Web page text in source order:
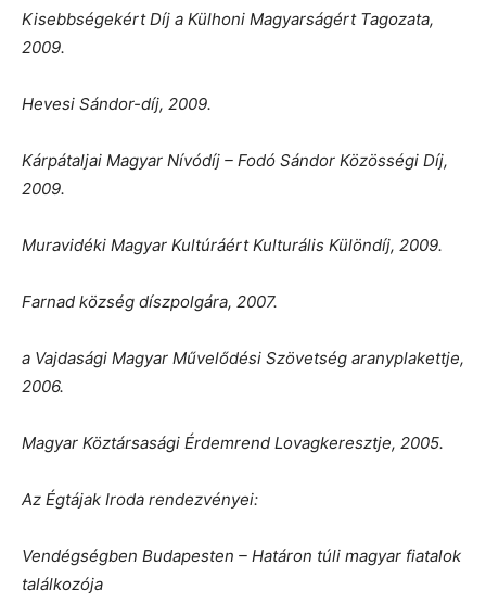
Kisebbségekért Díj a Külhoni Magyarságért Tagozata,
2009.
Hevesi Sándor-díj, 2009.
Kárpátaljai Magyar Nívódíj – Fodó Sándor Közösségi Díj,
2009.
Muravidéki Magyar Kultúráért Kulturális Különdíj, 2009.
Farnad község díszpolgára, 2007.
a Vajdasági Magyar Művelődési Szövetség aranyplakettje,
2006.
Magyar Köztársasági Érdemrend Lovagkeresztje, 2005.
Az Égtájak Iroda rendezvényei:
Vendégségben Budapesten – Határon túli magyar fiatalok
találkozója